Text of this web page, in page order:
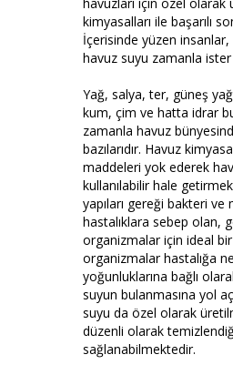
kimyasalları ile başarılı
İçerisinde yüzen
havuz suyu zamanla
Yağ, salya, ter, güneş
kum, çim ve hatta idrar
zamanla havuz
bazılarıdır. Havuz
maddeleri yok ederek
kullanılabilir hale
yapıları gereği bakteri
hastalıklara sebep olan,
organizmalar için ideal bir
organizmalar hastalığa
yoğunluklarına bağlı
suyun bulanmasına yol
suyu da özel olarak
düzenli olarak
sağlanabilmektedir.